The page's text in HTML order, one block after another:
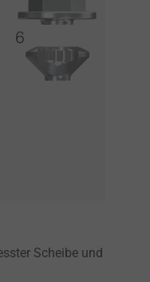
Scheibe und